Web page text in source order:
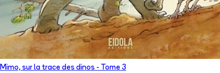
Mimo, sur la trace des dinos - Tome 3